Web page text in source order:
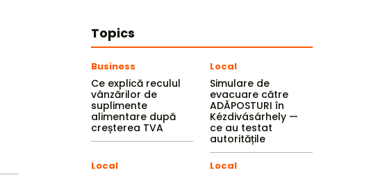
Topics
Business
Ce explică reculul
vânzărilor de
suplimente
alimentare după
creșterea TVA
Local
Simulare de
evacuare către
ADĂPOSTURI în
Kézdivásárhely —
ce au testat
autoritățile
Local Local